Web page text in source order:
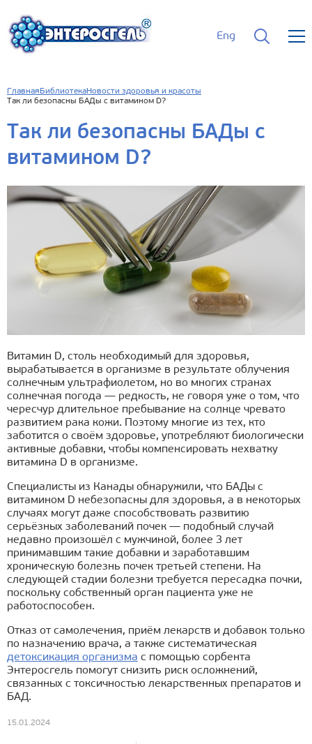
Eng
Главная БиблиотекаНовости здоровья и красоты
Так ли безопасны БАДы с витамином D?
Так ли безопасны БАДы с
витамином D?
Витамин D, столь необходимый для здоровья,
вырабатывается в организме в результате облучения
солнечным ультрафиолетом, но во многих странах
солнечная погода — редкость, не говоря уже о том, что
чересчур длительное пребывание на солнце чревато
развитием рака кожи. Поэтому многие из тех, кто
заботится о своём здоровье, употребляют биологически
активные добавки, чтобы компенсировать нехватку
витамина D в организме.
Специалисты из Канады обнаружили, что БАДы с
витамином D небезопасны для здоровья, а в некоторых
случаях могут даже способствовать развитию
серьёзных заболеваний почек — подобный случай
недавно произошёл с мужчиной, более 3 лет
принимавшим такие добавки и заработавшим
хроническую болезнь почек третьей степени. На
следующей стадии болезни требуется пересадка почки,
поскольку собственный орган пациента уже не
работоспособен.
Отказ от самолечения, приём лекарств и добавок только
по назначению врача, а также систематическая
детоксикация организма с помощью сорбента
Энтеросгель помогут снизить риск осложнений,
связанных с токсичностью лекарственных препаратов и
БАД.
15.01.2024